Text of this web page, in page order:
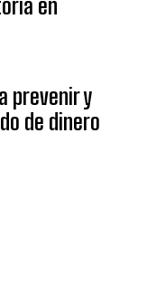
en
prevenir y
de dinero